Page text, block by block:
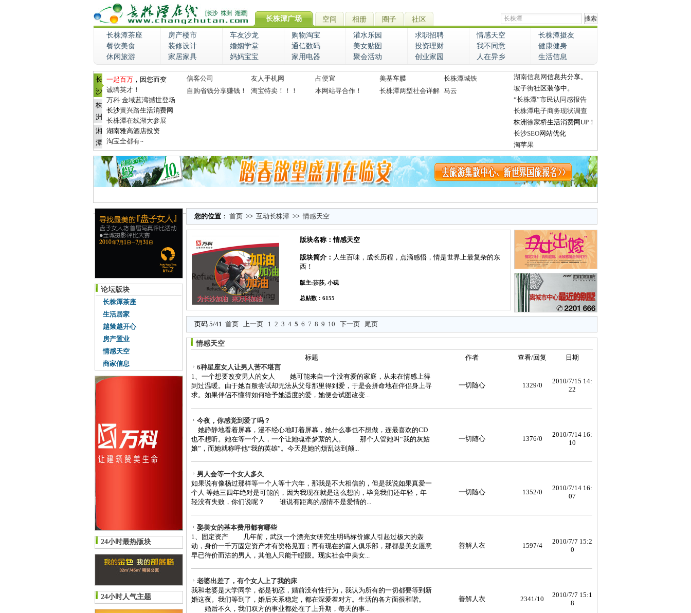
长株潭广场 空间 相册 圈子 社区
长株潭茶座 房产楼市 车友沙龙 购物淘宝 灌水乐园 求职招聘 情感天空
长株潭摄友
餐饮美食
装修设计 婚姻学堂 通信数码 美女贴图 投资理财 我不同意
健康健身
休闲旅游
家居家具 妈妈宝宝 家用电器 聚会活动 创业家园 人在异乡 生活信息
长
沙
株
洲
湘
潭
一起百万 ，因您而变
诚聘英才！
万科·金域蓝湾撼世登场
长沙黄兴路生活消费网
长株潭在线湖大参展
湖南雅高酒店投资
淘宝全都有~
信客公司 友人手机网 占便宜 美基车膜
长株潭城铁
自购省钱分享赚钱！
淘宝特卖！！！ 本网站寻合作！ 长株潭两型社会详解 马云
湖南信息网信息共分享。
坡子街社区装修中。
“长株潭”市民认同感报告
长株潭电子商务现状调查
株洲徐家桥生活消费网UP！
长沙SEO网站优化
淘苹果
论坛版块
长株潭茶座
生活居家
越策越开心
房产置业
情感天空
商家信息
24小时最热版块
24小时人气主题
您的位置 ： 首页 >> 互动长株潭 >> 情感天空
版块名称：情感天空
版块简介： 人生百味，成长历程，点滴感悟，情是世界上最复杂的东
西！
版主:莎莎, 小砚
总贴数：6155
页码 5/41 首页 上一页 1 2 3 4 5 6 7 8 9 10 下一页 尾页
情感天空
标题
作者 查看/回复
日期
6种星座女人让男人苦不堪言
1、一个想要改变男人的女人 她可能来自一个没有爱的家庭，从未在情感上得
到过温暖。由于她百般尝试却无法从父母那里得到爱，于是会拼命地在伴侣身上寻
求。如果伴侣不懂得如何给予她适度的爱，她便会试图改变...
一切随心 1329/0
2010/7/15 14:
22
今夜，你感觉到爱了吗？
她静静地看着屏幕，漫不经心地盯着屏幕，她什么事也不想做，连最喜欢的CD
也不想听。她在等一个人，一个让她魂牵梦萦的人。 那个人管她叫“我的灰姑
娘”，而她就称呼他“我的英雄”。今天是她的烦乱达到颠...
一切随心 1376/0
2010/7/14 16:
10
男人会等一个女人多久
如果说有像杨过那样等一个人等十六年，那我是不大相信的，但是我说如果真爱一
个人 等她三四年绝对是可能的，因为我现在就是这么想的，毕竟我们还年轻，年
轻没有失败，你们说呢？ 谁说有距离的感情不是爱情的...
一切随心 1352/0
2010/7/14 16:
07
娶美女的基本费用都有哪些
1、固定资产 几年前，武汉一个漂亮女研究生明码标价嫁人引起过极大的轰
动，身价一千万固定资产才有资格见面；再有现在的富人俱乐部，那都是美女愿意
早已待价而沽的男人，其他人只能干瞪眼。现实社会中美女...
善解人衣 1597/4
2010/7/7 15:2
0
老婆出差了，有个女人上了我的床
我和老婆是大学同学，都是初恋，婚前没有性行为，我认为所有的一切都要等到新
婚这夜。我们等到了，婚后关系稳定，都在深爱着对方。生活的各方面很和谐。
婚后不久，我们双方的事业都处在了上升期，每天的事...
善解人衣 2341/10
2010/7/7 15:1
8